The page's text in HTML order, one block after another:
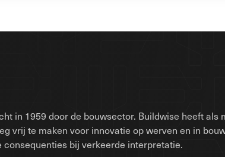
in 1959 door de bouwsector. Buildwise heeft
vrij te maken voor innovatie op werven en in
bij verkeerde interpretatie.